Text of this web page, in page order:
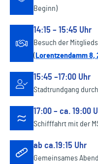
Beginn)
14:15 – 15:45 Uhr
Besuch der
( Lorentzendamm 8,
15:45 –17:00 Uhr
Stadtrundgang
17:00 – ca. 19:00
Schifffahrt mit der
ab ca.19:15 Uhr
Gemeinsames